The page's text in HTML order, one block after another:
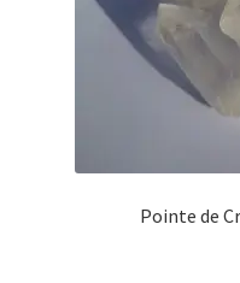
Pointe de